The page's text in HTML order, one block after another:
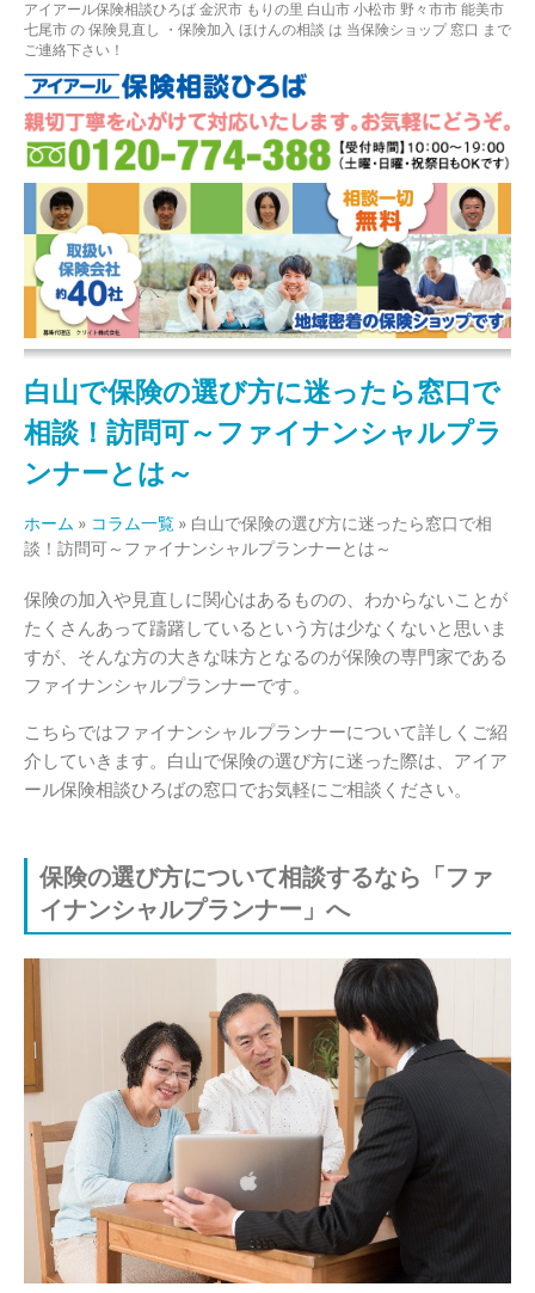
アイアール保険相談ひろば 金沢市 もりの里 白山市 小松市 野々市市 能美市
七尾市 の 保険見直し ・保険加入 ほけんの相談 は 当保険ショップ 窓口 まで
ご連絡下さい！
白山で保険の選び方に迷ったら窓口で
相談！訪問可～ファイナンシャルプラ
ンナーとは～
ホーム » コラム一覧 » 白山で保険の選び方に迷ったら窓口で相
談！訪問可～ファイナンシャルプランナーとは～
保険の加入や見直しに関心はあるものの、わからないことが
たくさんあって躊躇しているという方は少なくないと思いま
すが、そんな方の大きな味方となるのが保険の専門家である
ファイナンシャルプランナーです。
こちらではファイナンシャルプランナーについて詳しくご紹
介していきます。白山で保険の選び方に迷った際は、アイア
ール保険相談ひろばの窓口でお気軽にご相談ください。
保険の選び方について相談するなら「ファ
イナンシャルプランナー」へ